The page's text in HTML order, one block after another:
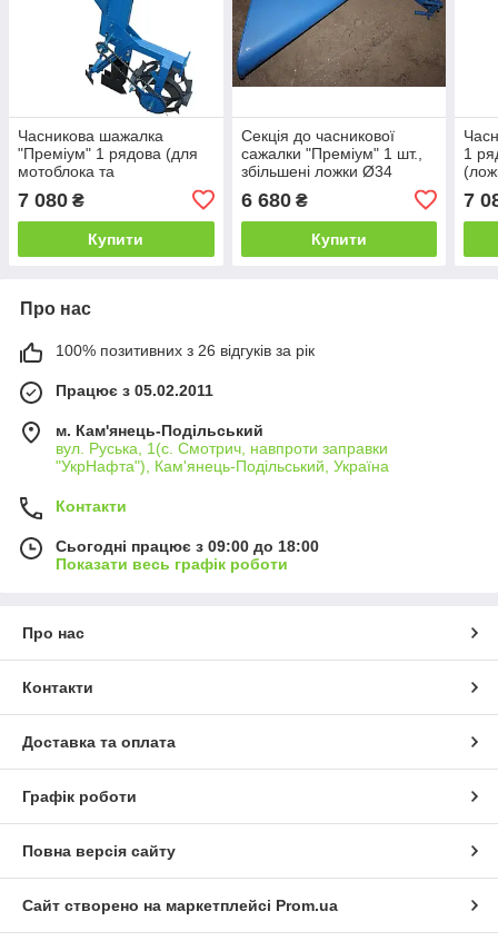
Часникова шажалка
"Преміум" 1 рядова (для
мотоблока та
збільшені Ø34)
7 080 ₴
Купити
Секція до часникової
сажалки "Преміум" 1 шт.,
збільшені ложки Ø34
6 680₴
Купити
1
7
Про нас
100% позитивних з 26 відгуків за рік
Працює з 05.02.2011
м. Кам'янець-Подільський
вул. Руська, 1(с. Смотрич, навпроти заправки
"УкрНафта"), Кам'янець-Подільський, Україна
Контакти
Сьогодні працює з 09:00 до 18:00
Показати весь графік роботи
Про нас
Контакти
Доставка та оплата
Графік роботи
Повна версія сайту
Сайт створено на маркетплейсі Prom.ua